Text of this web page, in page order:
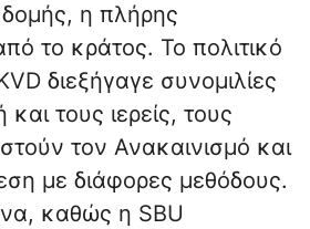
δομής, η πλήρης
το κράτος. Το πολιτικό
διεξήγαγε συνομιλίες
τους ιερείς, τους
τον Ανακαινισμό και
με διάφορες μεθόδους.
καθώς η SBU